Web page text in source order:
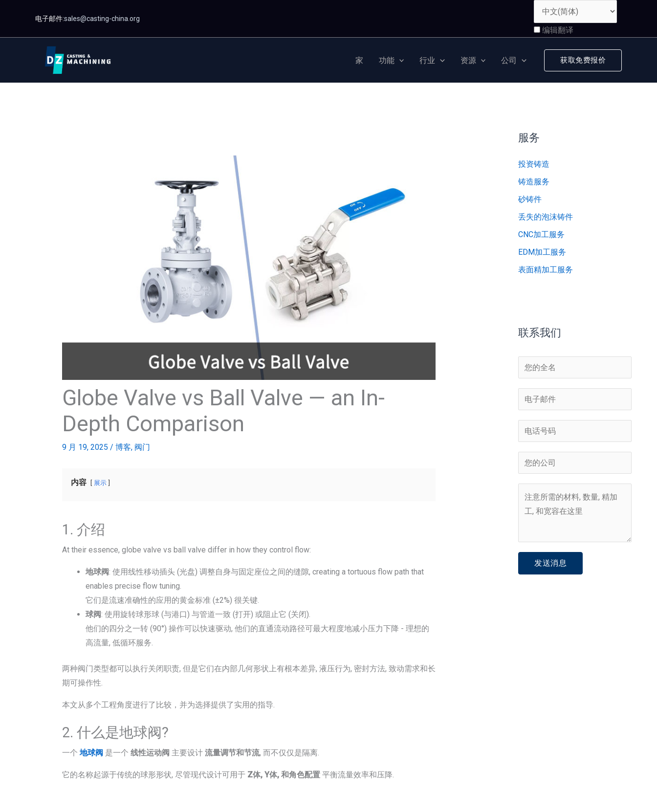
内
电子邮件:sales@casting-china.org
编辑翻译
家 功能 行业 资源 公司 获取免费报价
Globe Valve vs Ball Valve — an In-
Depth Comparison
9 月 19, 2025 / 博客, 阀门
内容 展示
1. 介绍
At their essence, globe valve vs ball valve differ in how they control flow:
地球阀: 使用线性移动插头 (光盘) 调整自身与固定座位之间的缝隙, creating a tortuous flow path that
enables precise flow tuning.
它们是流速准确性的应用的黄金标准 (±2%) 很关键.
球阀: 使用旋转球形球 (与港口) 与管道一致 (打开) 或阻止它 (关闭).
他们的四分之一转 (90°) 操作可以快速驱动, 他们的直通流动路径可最大程度地减小压力下降 - 理想的
高流量, 低循环服务.
两种阀门类型都可以执行关闭职责, 但是它们在内部几何形状上有根本差异, 液压行为, 密封方法, 致动需求和长
期可操作性.
本文从多个工程角度进行了比较，并为选择提供了实用的指导.
2. 什么是地球阀?
一个 地球阀 是一个 线性运动阀 主要设计 流量调节和节流, 而不仅仅是隔离.
它的名称起源于传统的球形形状, 尽管现代设计可用于 Z体, Y体, 和角色配置平衡流量效率和压降.
服务
投资铸造
铸造服务
砂铸件
丢失的泡沫铸件
CNC加工服务
EDM加工服务
表面精加工服务
联系我们
姓
名
电
子
邮
件
电
话
码
公
司
目
*
发送消息